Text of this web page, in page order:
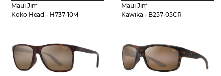
Maui Jim
Koko Head - H737-10M
Maui Jim
Kawika - B257-05CR